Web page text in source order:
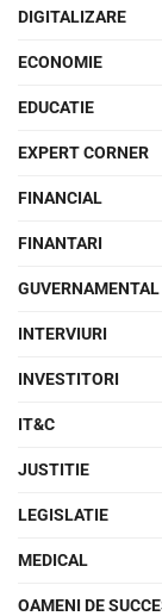
DIGITALIZARE
ECONOMIE
EDUCATIE
EXPERT CORNER
FINANCIAL
FINANTARI
GUVERNAMENTAL
INTERVIURI
INVESTITORI
IT&C
JUSTITIE
LEGISLATIE
MEDICAL
OAMENI DE